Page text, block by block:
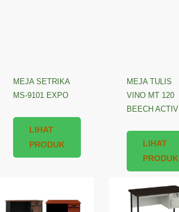
MEJA SETRIKA
MS-9101 EXPO
LIHAT
PRODUK
MEJA TULIS
VINO MT 120
BEECH ACTIV
LIHAT
PRODUK